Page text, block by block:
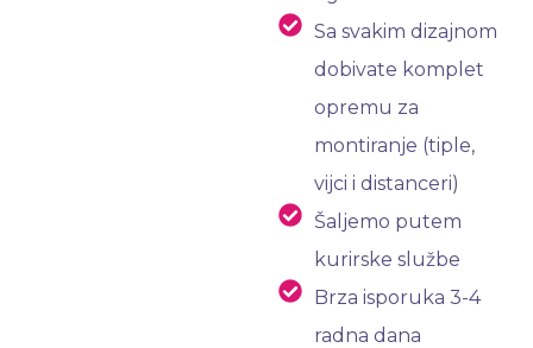
Sa svakim dizajnom
dobivate komplet
opremu za
montiranje (tiple,
vijci i distanceri)
Šaljemo putem
kurirske službe
Brza isporuka 3-4
radna dana